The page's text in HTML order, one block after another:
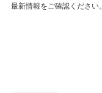
最新情報をご確認ください。